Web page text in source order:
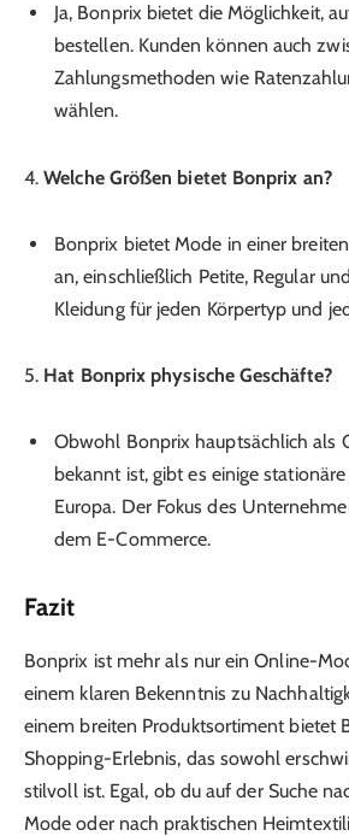
Ja, Bonprix bietet die Möglichkeit,
bestellen. Kunden können auch
Zahlungsmethoden wie
wählen.
4.Welche Größen bietet Bonprix an?
Bonprix bietet Mode in einer
an, einschließlich Petite, Regular
Kleidung für jeden Körpertyp und
5. Hat Bonprix physische Geschäfte?
Obwohl Bonprix hauptsächlich als
bekannt ist, gibt es einige
Europa. Der Fokus des
dem E-Commerce.
Fazit
Bonprix ist mehr als nur ein Online-
einem klaren Bekenntnis zu
einem breiten Produktsortiment bietet
Shopping-Erlebnis, das sowohl
stilvoll ist. Egal, ob du auf der Suche
Mode oder nach praktischen